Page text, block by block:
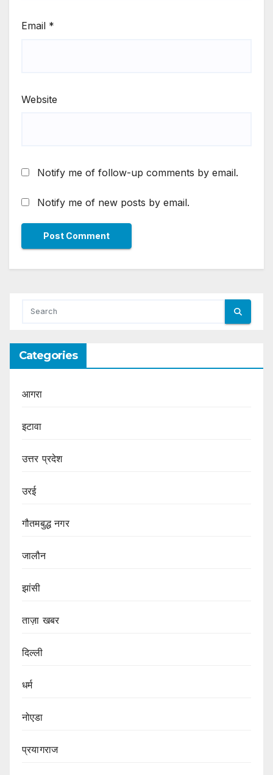
Email *
Website
Notify me of follow-up comments by email.
Notify me of new posts by email.
Categories
आगरा
इटावा
उत्तर प्रदेश
उरई
गौतमबुद्ध नगर
जालौन
झांसी
ताज़ा खबर
दिल्ली
धर्म
नोएडा
प्रयागराज